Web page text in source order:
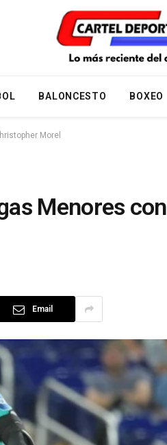
BALONCESTO BOXEO
Morel
Menores con
Email